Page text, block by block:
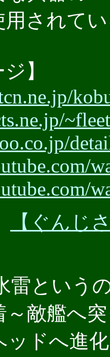
用されて
】
【ぐんじ
という
～敵艦へ
ッドへ進